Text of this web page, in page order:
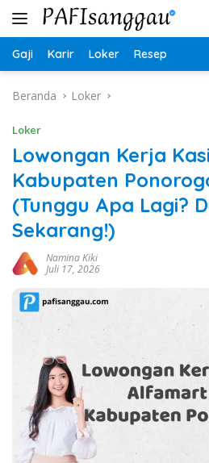
Langsung
Gaji Karir Loker Resep
Beranda Loker
Loker
Lowongan Kerja
Kabupaten
(Tunggu Apa Lagi?
Sekarang!)
Namina Kiki
Juli 17, 2026